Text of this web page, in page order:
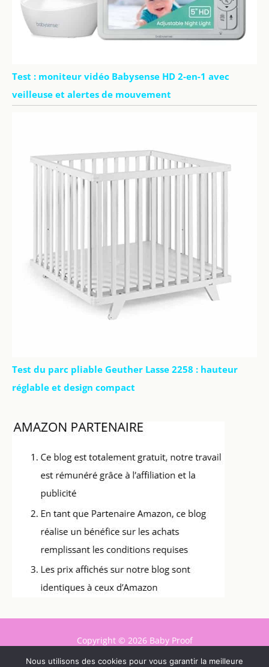
Test : moniteur vidéo Babysense HD 2-en-1 avec
veilleuse et alertes de mouvement
Test du parc pliable Geuther Lasse 2258 : hauteur
réglable et design compact
Copyright © 2026 Baby Proof
Contact
Nous utilisons des cookies pour vous garantir la meilleure